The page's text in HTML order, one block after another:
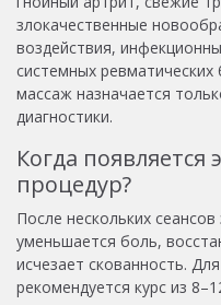
злокачественные
воздействия,
системных
массаж назначается
диагностики.
Когда
процедур?
После нескольких
уменьшается боль,
исчезает скованность.
рекомендуется курс из